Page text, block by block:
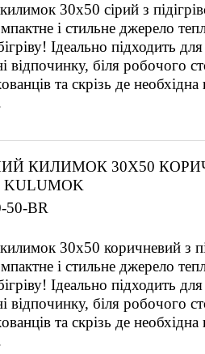
30х50 сірий з
і стильне джерело
Ідеально підходить
відпочинку, біля робочого
та скрізь де необхідна
КИЛИМОК 30Х50
50-BR
30х50 коричневий з
і стильне джерело
Ідеально підходить
відпочинку, біля робочого
та скрізь де необхідна